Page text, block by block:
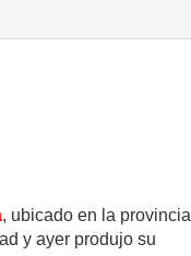
, ubicado en la provincia
y ayer produjo su